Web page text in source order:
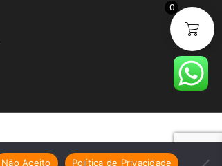
0
Não Aceito Política de Privacidade